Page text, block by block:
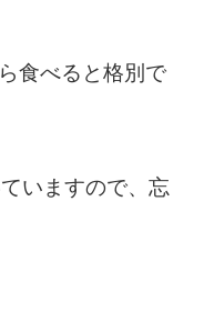
食べると格別で
いますので、忘